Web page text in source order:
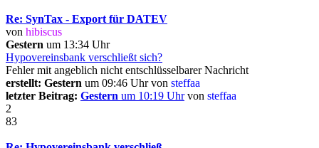
Re: SynTax - Export für DATEV
von hibiscus
Gestern um 13:34 Uhr
Hypovereinsbank verschließt sich?
Fehler mit angeblich nicht entschlüsselbarer Nachricht
erstellt: Gestern um 09:46 Uhr von steffaa
letzter Beitrag: Gestern um 10:19 Uhrvon steffaa
2
83